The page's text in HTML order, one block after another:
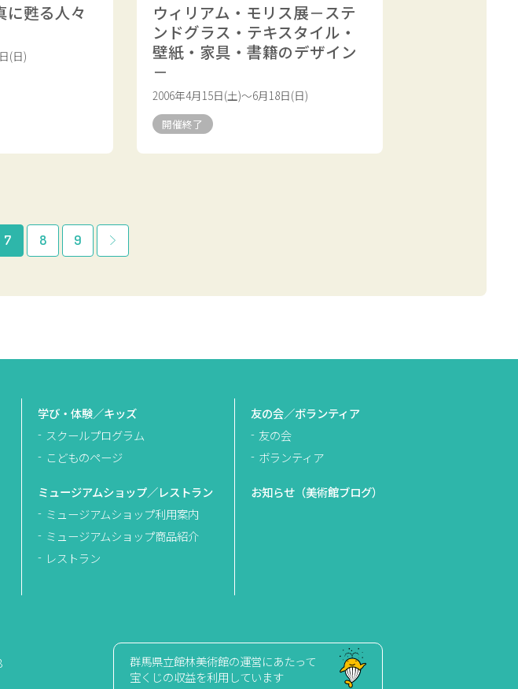
に甦る人々
(日)
ウィリアム・モリス展－ステ
ンドグラス・テキスタイル・
壁紙・家具・書籍のデザイン
－
2006年4月15日(土)～6月18日(日)
開催終了
7 8 9
学び・体験／キッズ
スクールプログラム
こどものページ
ミュージアムショップ／レストラン
ミュージアムショップ利用案内
ミュージアムショップ商品紹介
レストラン
友の会／ボランティア
友の会
ボランティア
お知らせ（美術館ブログ）
群馬県立館林美術館の運営にあたって
宝くじの収益を利用しています